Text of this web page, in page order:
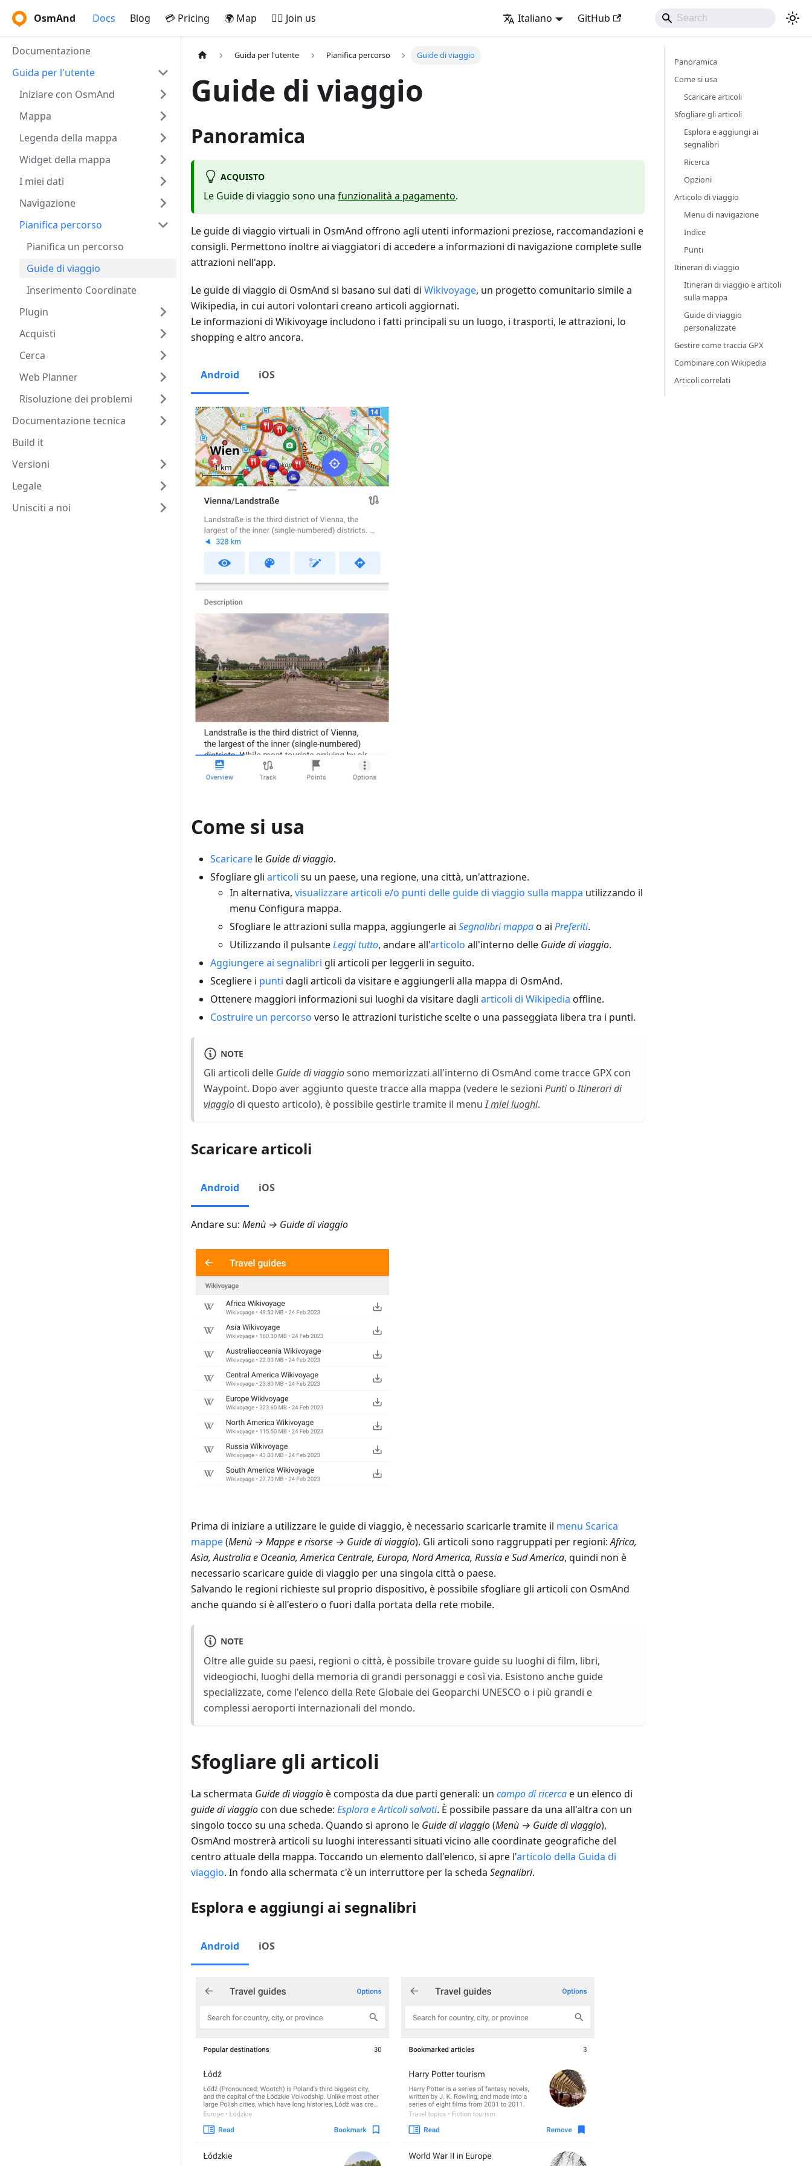
OsmAnd Docs Blog 💳 Pricing 🌍 Map 🚵‍♂️ Join us Italiano GitHub
Documentazione
Guida per l'utente
Iniziare con OsmAnd
Mappa
Legenda della mappa
Widget della mappa
I miei dati
Navigazione
Pianifica percorso
Pianifica un percorso
Guide di viaggio
Inserimento Coordinate
Plugin
Acquisti
Cerca
Web Planner
Risoluzione dei problemi
Documentazione tecnica
Build it
Versioni
Legale
Unisciti a noi
Guida per l'utente Pianifica percorso Guide di viaggio
Guide di viaggio
Panoramica
ACQUISTO
Le Guide di viaggio sono una funzionalità a pagamento.
Le guide di viaggio virtuali in OsmAnd offrono agli utenti informazioni preziose, raccomandazioni e
consigli. Permettono inoltre ai viaggiatori di accedere a informazioni di navigazione complete sulle
attrazioni nell'app.
Le guide di viaggio di OsmAnd si basano sui dati di Wikivoyage, un progetto comunitario simile a
Wikipedia, in cui autori volontari creano articoli aggiornati.
Le informazioni di Wikivoyage includono i fatti principali su un luogo, i trasporti, le attrazioni, lo
shopping e altro ancora.
Android iOS
Come si usa
Scaricare le Guide di viaggio.
Sfogliare gli articoli su un paese, una regione, una città, un'attrazione.
In alternativa, visualizzare articoli e/o punti delle guide di viaggio sulla mappa utilizzando il
menu Configura mappa.
Sfogliare le attrazioni sulla mappa, aggiungerle ai Segnalibri mappao ai Preferiti.
Utilizzando il pulsanteLeggi tutto, andare all'articolo all'interno delle Guide di viaggio.
Aggiungere ai segnalibri gli articoli per leggerli in seguito.
Scegliere i punti dagli articoli da visitare e aggiungerli alla mappa di OsmAnd.
Ottenere maggiori informazioni sui luoghi da visitare dagli articoli di Wikipedia offline.
Costruire un percorso verso le attrazioni turistiche scelte o una passeggiata libera tra i punti.
NOTE
Gli articoli delle Guide di viaggiosono memorizzati all'interno di OsmAnd come tracce GPX con
Waypoint. Dopo aver aggiunto queste tracce alla mappa (vedere le sezioni PuntioItinerari di
viaggio di questo articolo), è possibile gestirle tramite il menuI miei luoghi.
Scaricare articoli
Android iOS
Andare su: Menù → Guide di viaggio
Prima di iniziare a utilizzare le guide di viaggio, è necessario scaricarle tramite il menu Scarica
mappe(Menù → Mappe e risorse → Guide di viaggio). Gli articoli sono raggruppati per regioni:Africa,
Asia, Australia e Oceania, America Centrale, Europa, Nord America, Russia e Sud America, quindi non è
necessario scaricare guide di viaggio per una singola città o paese.
Salvando le regioni richieste sul proprio dispositivo, è possibile sfogliare gli articoli con OsmAnd
anche quando si è all'estero o fuori dalla portata della rete mobile.
NOTE
Oltre alle guide su paesi, regioni o città, è possibile trovare guide su luoghi di film, libri,
videogiochi, luoghi della memoria di grandi personaggi e così via. Esistono anche guide
specializzate, come l'elenco della Rete Globale dei Geoparchi UNESCO o i più grandi e
complessi aeroporti internazionali del mondo.
Sfogliare gli articoli
La schermata Guide di viaggioè composta da due parti generali: un campo di ricercae un elenco di
guide di viaggiocon due schede: EsploraeArticoli salvati. È possibile passare da una all'altra con un
singolo tocco su una scheda. Quando si aprono le Guide di viaggio(Menù → Guide di viaggio),
OsmAnd mostrerà articoli su luoghi interessanti situati vicino alle coordinate geografiche del
centro attuale della mappa. Toccando un elemento dall'elenco, si apre l'articolo della Guida di
viaggio. In fondo alla schermata c'è un interruttore per la scheda Segnalibri.
Esplora e aggiungi ai segnalibri
Android iOS
Panoramica
Come si usa
Scaricare articoli
Sfogliare gli articoli
Esplora e aggiungi ai
segnalibri
Ricerca
Opzioni
Articolo di viaggio
Menu di navigazione
Indice
Punti
Itinerari di viaggio
Itinerari di viaggio e articoli
sulla mappa
Guide di viaggio
personalizzate
Gestire come traccia GPX
Combinare con Wikipedia
Articoli correlati